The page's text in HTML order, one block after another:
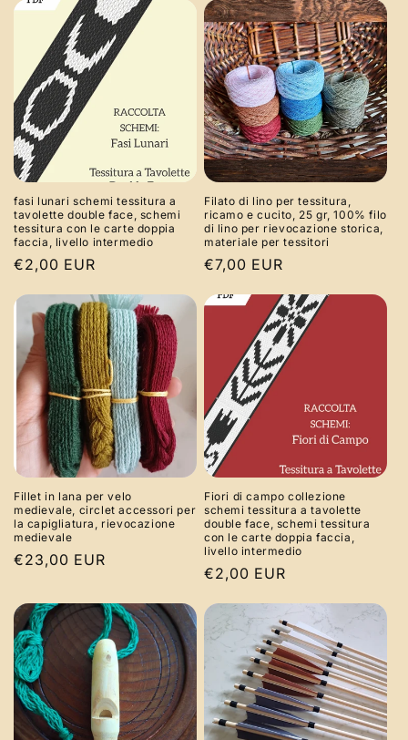
listino
listino
fasi lunari schemi tessitura a
tavolette double face, schemi
tessitura con le carte doppia
faccia, livello intermedio
Prezzo
listino
€2,00 EUR
Filato di lino per tessitura,
ricamo e cucito, 25 gr, 100% filo
di lino per rievocazione storica,
materiale per tessitori
Prezzo
listino
€7,00 EUR
Fillet in lana per velo
medievale, circlet accessori per
la capigliatura, rievocazione
medievale
Prezzo
listino
€23,00 EUR
Fiori di campo collezione
schemi tessitura a tavolette
double face, schemi tessitura
con le carte doppia faccia,
livello intermedio
Prezzo
listino
€2,00 EUR